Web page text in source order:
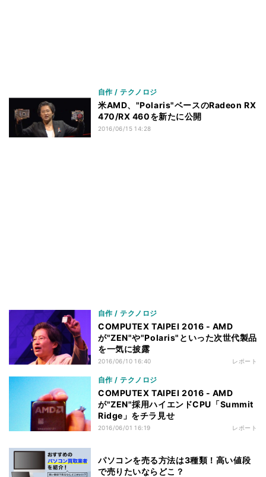
自作 / テクノロジ
米AMD、"Polaris"ベースのRadeon RX
470/RX 460を新たに公開
2016/06/15 14:28
自作 / テクノロジ
COMPUTEX TAIPEI 2016 - AMD
が"ZEN"や"Polaris"といった次世代製品
を一気に披露
2016/06/10 16:40 レポート
自作 / テクノロジ
COMPUTEX TAIPEI 2016 - AMD
が"ZEN"採用ハイエンドCPU「Summit
Ridge」をチラ見せ
2016/06/01 16:19 レポート
パソコンを売る方法は3種類！高い値段
で売りたいならどこ？